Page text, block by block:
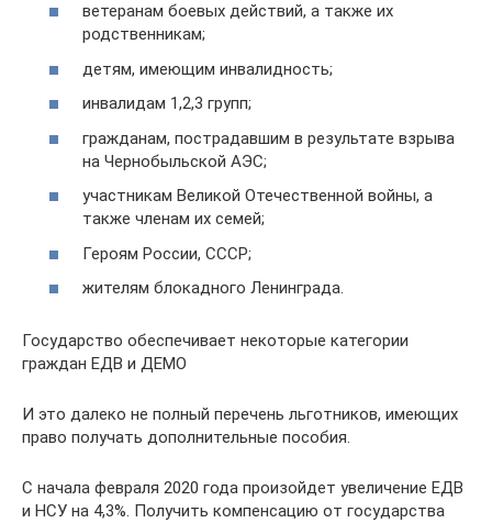
ветеранам боевых действий, а также их
родственникам;
детям, имеющим инвалидность;
инвалидам 1,2,3 групп;
гражданам, пострадавшим в результате взрыва
на Чернобыльской АЭС;
участникам Великой Отечественной войны, а
также членам их семей;
Героям России, СССР;
жителям блокадного Ленинграда.
Государство обеспечивает некоторые категории
граждан ЕДВ и ДЕМО
И это далеко не полный перечень льготников, имеющих
право получать дополнительные пособия.
С начала февраля 2020 года произойдет увеличение ЕДВ
и НСУ на 4,3%. Получить компенсацию от государства